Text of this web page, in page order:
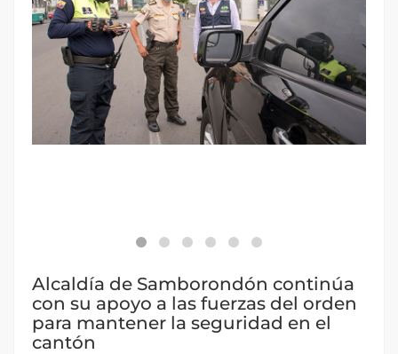
Alcaldía de Samborondón continúa
con su apoyo a las fuerzas del orden
para mantener la seguridad en el
cantón